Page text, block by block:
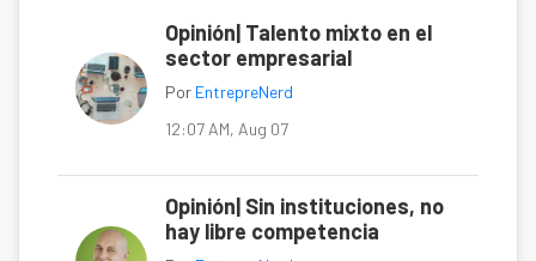
Opinión| Talento mixto en el
sector empresarial
Por EntrepreNerd
12:07 AM, Aug 07
Opinión| Sin instituciones, no
hay libre competencia